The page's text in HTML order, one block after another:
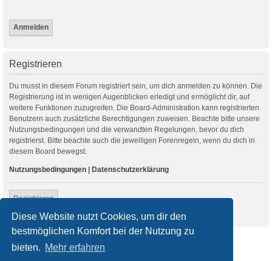
Diese Website nutzt Cookies, um dir den
bestmöglichen Komfort bei der Nutzung zu
bieten. Mehr erfahren
Registrieren
Du musst in diesem Forum registriert sein, um dich anmelden zu können. Die
Registrierung ist in wenigen Augenblicken erledigt und ermöglicht dir, auf
weitere Funktionen zuzugreifen. Die Board-Administration kann registrierten
Benutzern auch zusätzliche Berechtigungen zuweisen. Beachte bitte unsere
Nutzungsbedingungen und die verwandten Regelungen, bevor du dich
registrierst. Bitte beachte auch die jeweiligen Forenregeln, wenn du dich in
diesem Board bewegst.
Nutzungsbedingungen | Datenschutzerklärung
Registrieren
Startseite Foren-Übersicht